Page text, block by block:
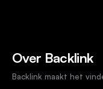
Over Backlink
Backlink maakt het